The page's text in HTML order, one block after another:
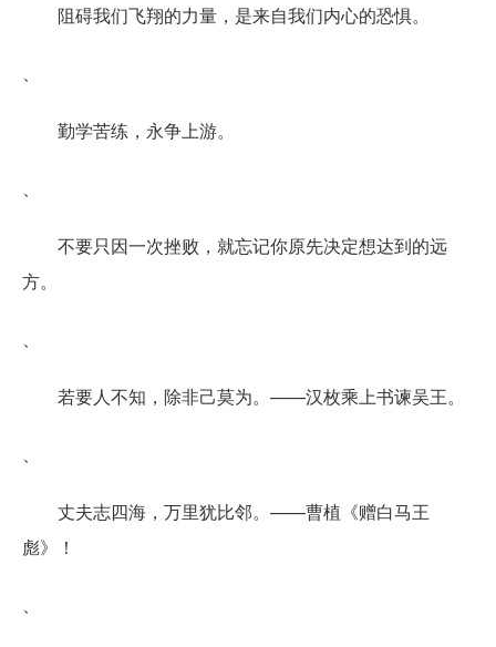
阻碍我们飞翔的力量，是来自我们内心的恐惧。
勤学苦练，永争上游。
不要只因一次挫败，就忘记你原先决定想达到的远
方。
若要人不知，除非己莫为。——汉枚乘上书谏吴王。
丈夫志四海，万里犹比邻。——曹植《赠白马王
彪》！